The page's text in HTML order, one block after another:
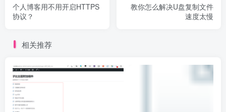
个人博客用不用开启HTTPS
协议？
教你怎么解决U盘复制文件
速度太慢
相关推荐